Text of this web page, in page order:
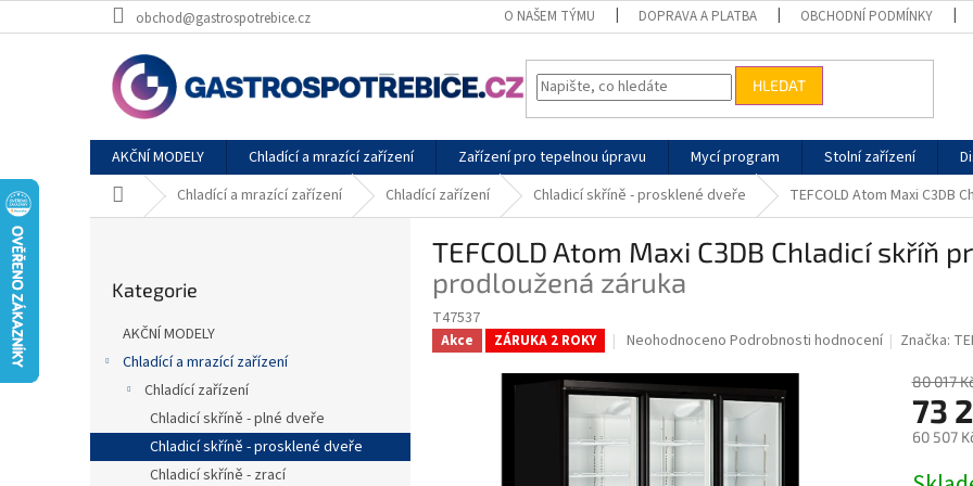
na
obchod@gastrospotrebice.cz O NAŠEM TÝMU DOPRAVA A PLATBA OBCHODNÍ PODMÍNKY
HLEDAT
AKČNÍ MODELY Chladící a mrazící zařízení Zařízení pro tepelnou úpravu Mycí program Stolní zařízení
Domů Chladící a mrazící zařízení Chladící zařízení Chladicí skříně - prosklené dveře TEFCOLD Atom Maxi C3DB
a
kategorie
Kategorie
AKČNÍ MODELY
Chladící a mrazící zařízení
Chladící zařízení
Chladicí skříně - plné dveře
Chladicí skříně - prosklené dveře
Chladicí skříně - zrací
TEFCOLD Atom Maxi C3DB Chladicí skříň
prodloužená záruka
T47537
Akce ZÁRUKA 2 ROKY
Průměrné
produktu
je
0,0
Neohodnoceno Podrobnosti hodnocení Značka:
80 017
73
60 507